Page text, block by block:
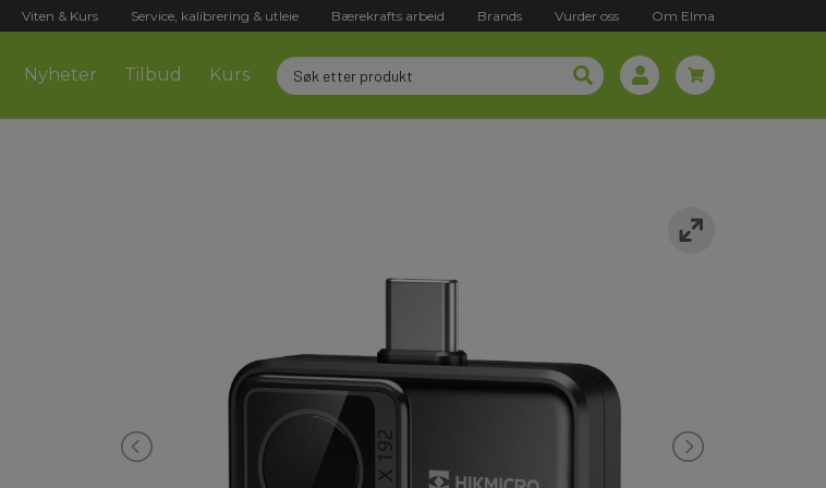
Viten & Kurs Service, kalibrering & utleie Bærekrafts arbeid Brands Vurder oss Om Elma
Nyheter Tilbud Kurs